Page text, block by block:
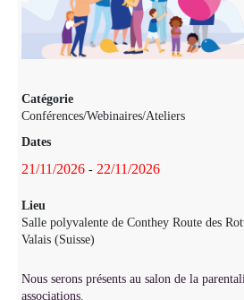
Catégorie
Conférences/Webinaires/Ateliers
Dates
21/11/2026 -22/11/2026
Lieu
Salle polyvalente de Conthey Route des
Valais (Suisse)
Nous serons présents au salon de la
associations.